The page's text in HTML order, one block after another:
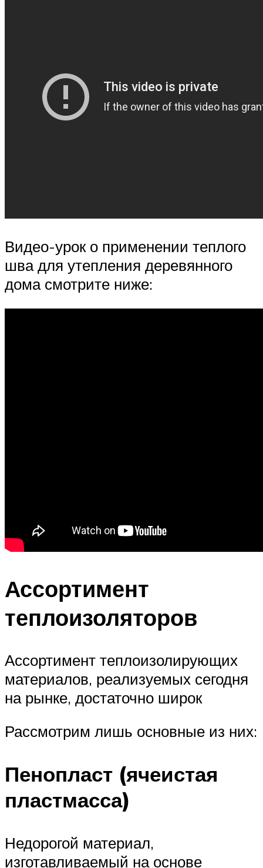
Видео-урок о применении теплого
шва для утепления деревянного
дома смотрите ниже:
Ассортимент
теплоизоляторов
Ассортимент теплоизолирующих
материалов, реализуемых сегодня
на рынке, достаточно широк
Рассмотрим лишь основные из них:
Пенопласт (ячеистая
пластмасса)
Недорогой материал,
изготавливаемый на основе